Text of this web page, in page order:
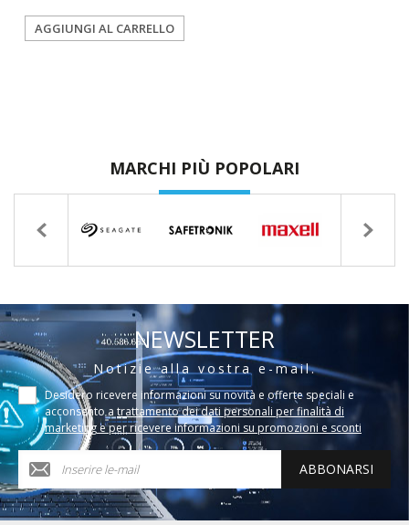
AGGIUNGI AL CARRELLO
MARCHI PIÙ POPOLARI
NEWSLETTER
Notizie alla vostra e-mail.
Desidero ricevere informazioni su novità e offerte speciali e
acconsento a trattamento dei dati personali per finalità di
marketing e per ricevere informazioni su promozioni e sconti
ABBONARSI